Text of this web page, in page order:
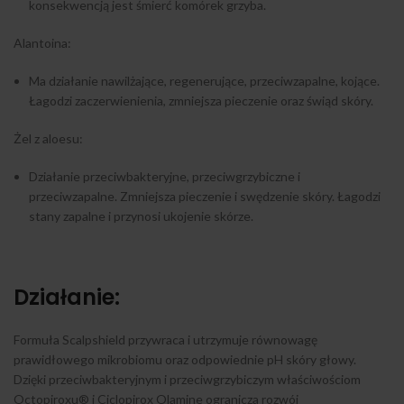
konsekwencją jest śmierć komórek grzyba.
Alantoina:
Ma działanie nawilżające, regenerujące, przeciwzapalne, kojące.
Łagodzi zaczerwienienia, zmniejsza pieczenie oraz świąd skóry.
Żel z aloesu:
Działanie przeciwbakteryjne, przeciwgrzybiczne i
przeciwzapalne. Zmniejsza pieczenie i swędzenie skóry. Łagodzi
stany zapalne i przynosi ukojenie skórze.
Działanie:
Formuła Scalpshield przywraca i utrzymuje równowagę
prawidłowego mikrobiomu oraz odpowiednie pH skóry głowy.
Dzięki przeciwbakteryjnym i przeciwgrzybiczym właściwościom
Octopiroxu® i Ciclopirox Olamine ogranicza rozwój